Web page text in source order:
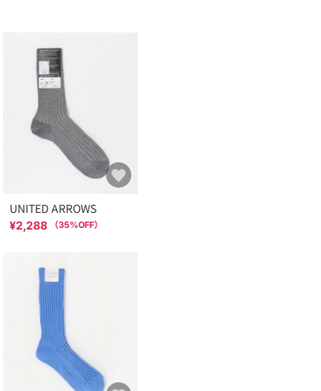
UNITED ARROWS
¥2,288 （35%OFF）